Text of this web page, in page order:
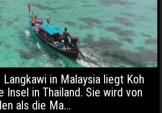
in Malaysia liegt Koh
Insel in Thailand. Sie wird von
als die Ma...